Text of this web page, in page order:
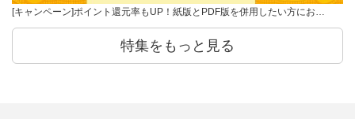
[キャンペーン]ポイント還元率もUP！紙版とPDF版を併用したい方にお…
特集をもっと見る